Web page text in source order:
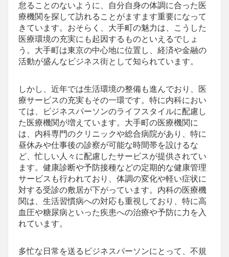
怠ることのないように、自分自身の体調に合った医
療機関を探して訪れることがますます重要になって
きています。おそらく、大手町の魅力は、こうした
医療環境の充実にも起因するものといえるでしょ
う。大手町は東京の中心地に位置し、経済や金融の
活動が盛んなビジネス街として知られています。
しかし、近年では生活環境の整備も進んでおり、医
療サービスの充実もその一環です。特に内科におい
ては、ビジネスパーソンのライフスタイルに配慮し
た医療機関が増えています。大手町の医療機関に
は、内科専門のクリニックや総合病院があり、特に
昼休みや仕事後の診察が可能な時間帯を設けるな
ど、忙しい人々に配慮したサービスが提供されてい
ます。健康診断や予防接種などの定期的な健康管理
サービスも行われており、体調の変化や軽い症状に
対する受診の敷居が下がっています。内科の医療機
関は、生活習慣病への対応も重視しており、特に高
血圧や糖尿病といった疾患への治療や予防に力を入
れています。
多忙な日常を送るビジネスパーソンにとって、不規